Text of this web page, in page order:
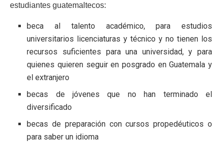
estudiantes guatemaltecos:
beca al talento académico, para estudios
universitarios licenciaturas y técnico y no tienen los
recursos suficientes para una universidad, y para
quienes quieren seguir en posgrado en Guatemala y
el extranjero
becas de jóvenes que no han terminado el
diversificado
becas de preparación con cursos propedéuticos o
para saber un idioma